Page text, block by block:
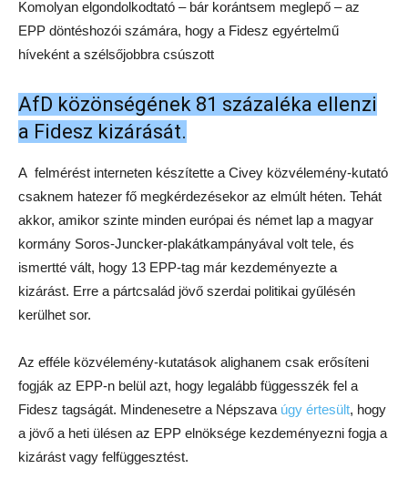
Komolyan elgondolkodtató – bár korántsem meglepő – az
EPP döntéshozói számára, hogy a Fidesz egyértelmű
híveként a szélsőjobbra csúszott
AfD közönségének 81 százaléka ellenzi
a Fidesz kizárását.
A felmérést interneten készítette a Civey közvélemény-kutató
csaknem hatezer fő megkérdezésekor az elmúlt héten. Tehát
akkor, amikor szinte minden európai és német lap a magyar
kormány Soros-Juncker-plakátkampányával volt tele, és
ismertté vált, hogy 13 EPP-tag már kezdeményezte a
kizárást. Erre a pártcsalád jövő szerdai politikai gyűlésén
kerülhet sor.
Az efféle közvélemény-kutatások alighanem csak erősíteni
fogják az EPP-n belül azt, hogy legalább függesszék fel a
Fidesz tagságát. Mindenesetre a Népszava úgy értesült, hogy
a jövő a heti ülésen az EPP elnöksége kezdeményezni fogja a
kizárást vagy felfüggesztést.